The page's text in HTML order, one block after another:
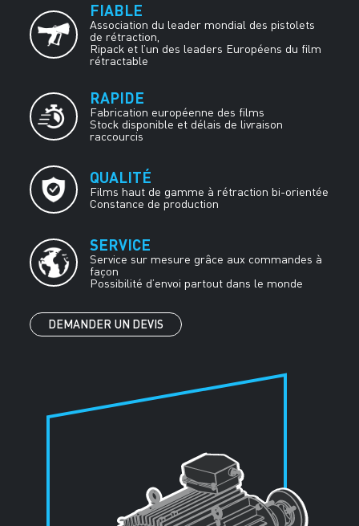
FIABLE
Association du leader mondial des pistolets
de rétraction,
Ripack et l’un des leaders Européens du film
rétractable
RAPIDE
Fabrication européenne des films
Stock disponible et délais de livraison
raccourcis
QUALITÉ
Films haut de gamme à rétraction bi-orientée
Constance de production
SERVICE
Service sur mesure grâce aux commandes à
façon
Possibilité d’envoi partout dans le monde
DEMANDER UN DEVIS